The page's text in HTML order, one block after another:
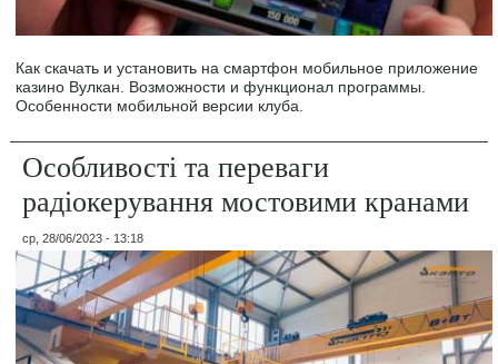
Как скачать и установить на смартфон мобильное приложение
казино Вулкан. Возможности и функционал программы.
Особенности мобильной версии клуба.
Особливості та переваги
радіокерування мостовими кранами
ср, 28/06/2023 - 13:18